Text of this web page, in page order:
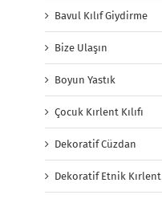
Bavul Kılıf Giydirme
Bize Ulaşın
Boyun Yastık
Çocuk Kırlent Kılıfı
Dekoratif Cüzdan
Dekoratif Etnik Kırlent